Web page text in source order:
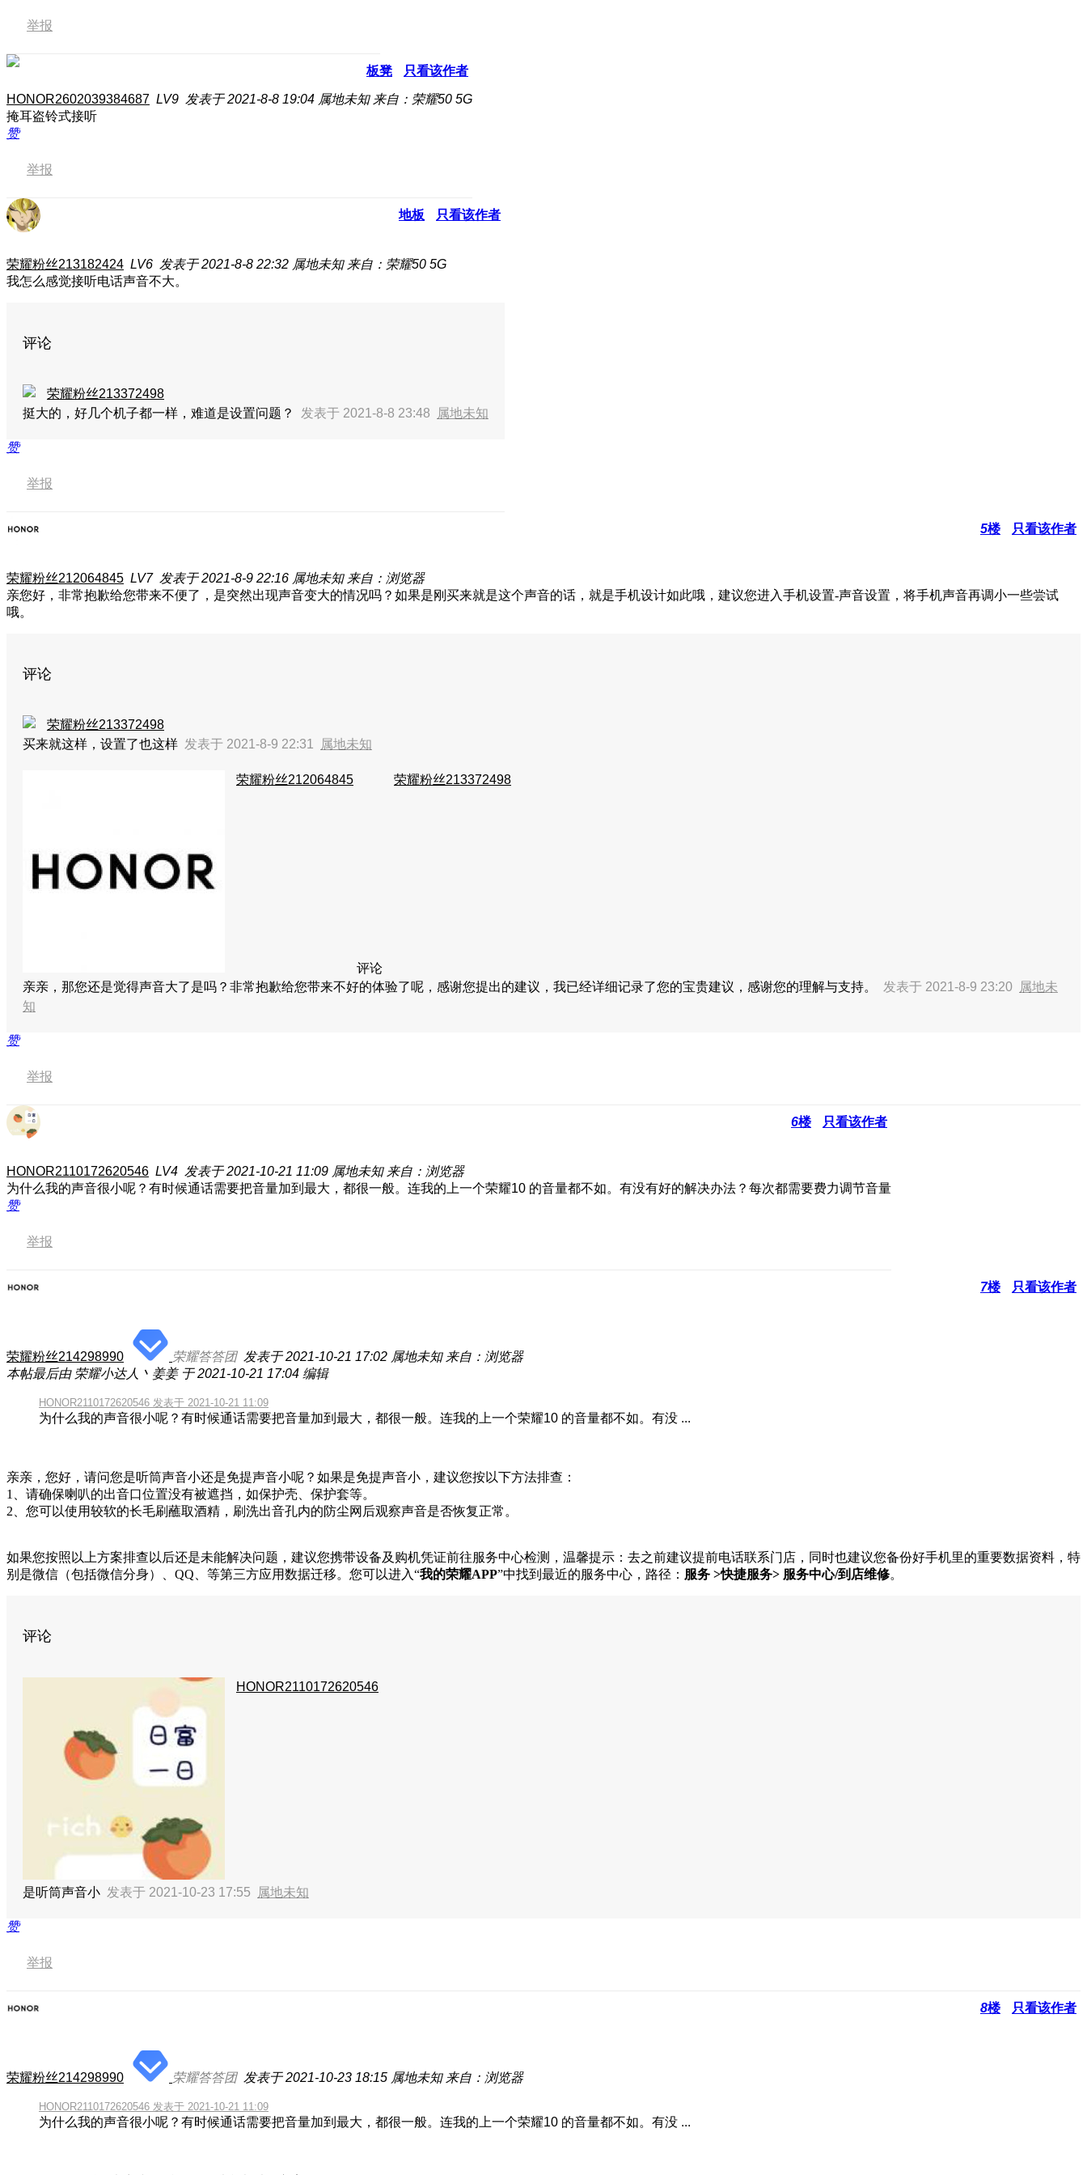
举报
板凳 只看该作者
HONOR2602039384687 LV9 发表于 2021-8-8 19:04 属地未知 来自：荣耀50 5G
掩耳盗铃式接听
赞
举报
地板 只看该作者
荣耀粉丝213182424 LV6 发表于 2021-8-8 22:32 属地未知 来自：荣耀50 5G
我怎么感觉接听电话声音不大。
评论
荣耀粉丝213372498
挺大的，好几个机子都一样，难道是设置问题？ 发表于 2021-8-8 23:48 属地未知
赞
举报
5楼 只看该作者
荣耀粉丝212064845 LV7 发表于 2021-8-9 22:16 属地未知 来自：浏览器
亲您好，非常抱歉给您带来不便了，是突然出现声音变大的情况吗？如果是刚买来就是这个声音的话，就是手机设计如此哦，建议您进入手机设置-声音设置，将手机声音再调小一些尝试
哦。
评论
荣耀粉丝213372498
买来就这样，设置了也这样 发表于 2021-8-9 22:31 属地未知
荣耀粉丝212064845
评论
荣耀粉丝213372498
亲亲，那您还是觉得声音大了是吗？非常抱歉给您带来不好的体验了呢，感谢您提出的建议，我已经详细记录了您的宝贵建议，感谢您的理解与支持。 发表于 2021-8-9 23:20 属地未
知
赞
举报
6楼 只看该作者
HONOR2110172620546 LV4 发表于 2021-10-21 11:09 属地未知 来自：浏览器
为什么我的声音很小呢？有时候通话需要把音量加到最大，都很一般。连我的上一个荣耀10 的音量都不如。有没有好的解决办法？每次都需要费力调节音量
赞
举报
7楼 只看该作者
荣耀粉丝214298990 荣耀答答团 发表于 2021-10-21 17:02 属地未知 来自：浏览器
本帖最后由 荣耀小达人丶姜姜 于 2021-10-21 17:04 编辑
HONOR2110172620546 发表于 2021-10-21 11:09
为什么我的声音很小呢？有时候通话需要把音量加到最大，都很一般。连我的上一个荣耀10 的音量都不如。有没 ...
亲亲，您好，请问您是听筒声音小还是免提声音小呢？如果是免提声音小，建议您按以下方法排查：
1、请确保喇叭的出音口位置没有被遮挡，如保护壳、保护套等。
2、您可以使用较软的长毛刷蘸取酒精，刷洗出音孔内的防尘网后观察声音是否恢复正常。
如果您按照以上方案排查以后还是未能解决问题，建议您携带设备及购机凭证前往服务中心检测，温馨提示：去之前建议提前电话联系门店，同时也建议您备份好手机里的重要数据资料，特
别是微信（包括微信分身）、QQ、等第三方应用数据迁移。您可以进入“我的荣耀APP”中找到最近的服务中心，路径： 服务 >快捷服务> 服务中心/到店维修。
评论
HONOR2110172620546
是听筒声音小 发表于 2021-10-23 17:55 属地未知
赞
举报
8楼 只看该作者
荣耀粉丝214298990 荣耀答答团 发表于 2021-10-23 18:15 属地未知 来自：浏览器
HONOR2110172620546 发表于 2021-10-21 11:09
为什么我的声音很小呢？有时候通话需要把音量加到最大，都很一般。连我的上一个荣耀10 的音量都不如。有没 ...